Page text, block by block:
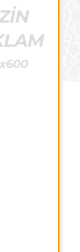
U-15
festivalı ilə